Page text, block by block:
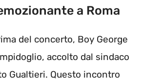
a Roma
del concerto, Boy George
accolto dal sindaco
Gualtieri. Questo incontro